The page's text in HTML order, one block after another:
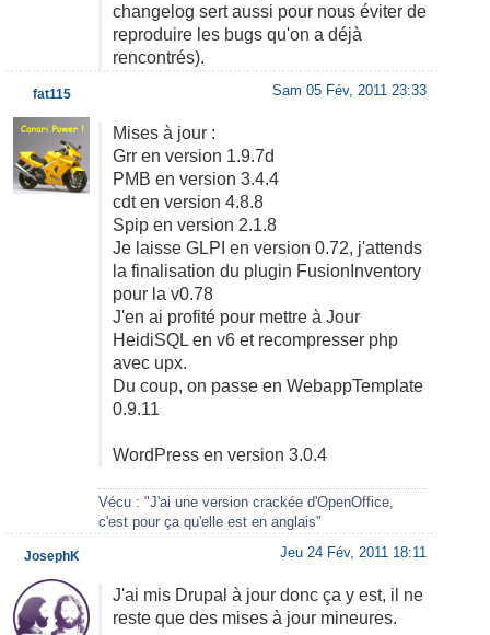
changelog sert aussi pour nous éviter de
reproduire les bugs qu'on a déjà
rencontrés).
Sam 05 Fév, 2011 23:33
Mises à jour :
Grr en version 1.9.7d
PMB en version 3.4.4
cdt en version 4.8.8
Spip en version 2.1.8
Je laisse GLPI en version 0.72, j'attends
la finalisation du plugin FusionInventory
pour la v0.78
J'en ai profité pour mettre à Jour
HeidiSQL en v6 et recompresser php
avec upx.
Du coup, on passe en WebappTemplate
0.9.11
WordPress en version 3.0.4
Vécu : "J'ai une version crackée d'OpenOffice,
c'est pour ça qu'elle est en anglais"
fat115
Jeu 24 Fév, 2011 18:11
J'ai mis Drupal à jour donc ça y est, il ne
reste que des mises à jour mineures.
JosephK